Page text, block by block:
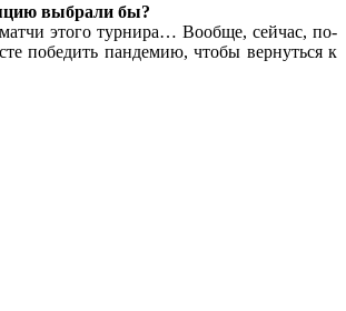
выбрали бы?
этого турнира… Вообще, сейчас, по-
победить пандемию, чтобы вернуться к